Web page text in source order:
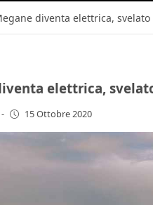
diventa elettrica,
elettrica,
- 15 Ottobre 2020